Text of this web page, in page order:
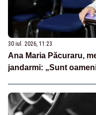
30 iul. 2026, 11:23
Ana Maria Păcuraru,
jandarmi: „Sunt